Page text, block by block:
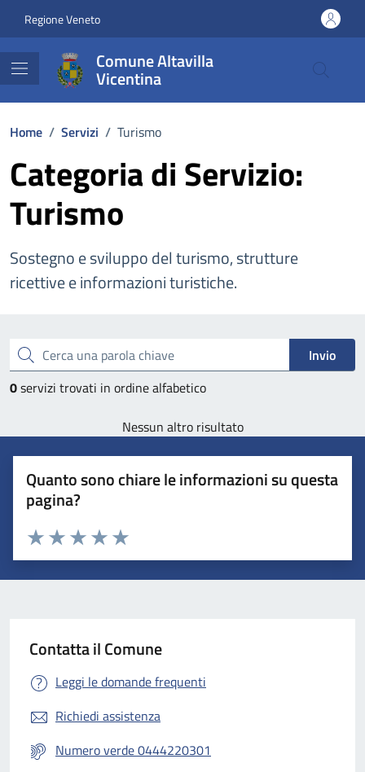
Regione Veneto
Comune Altavilla
Vicentina
Home / Servizi / Turismo
Categoria di Servizio:
Turismo
Sostegno e sviluppo del turismo, strutture
ricettive e informazioni turistiche.
Cerca una parola chiave
Invio
0servizi trovati in ordine alfabetico
Nessun altro risultato
Quanto sono chiare le informazioni su questa
pagina?
Valuta 5 stelle su 5
Valuta 4 stelle su 5
Valuta 3 stelle su 5
Valuta 2 stelle su 5
Valuta 1 stelle su 5
Contatta il Comune
Leggi le domande frequenti
Richiedi assistenza
Numero verde 0444220301